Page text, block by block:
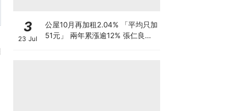
3
23 Jul
公屋10月再加租2.04% 「平均只加
51元」 兩年累漲逾12% 張仁良指